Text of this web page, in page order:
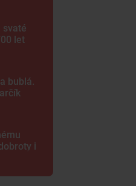
svaté
let
bublá.
i